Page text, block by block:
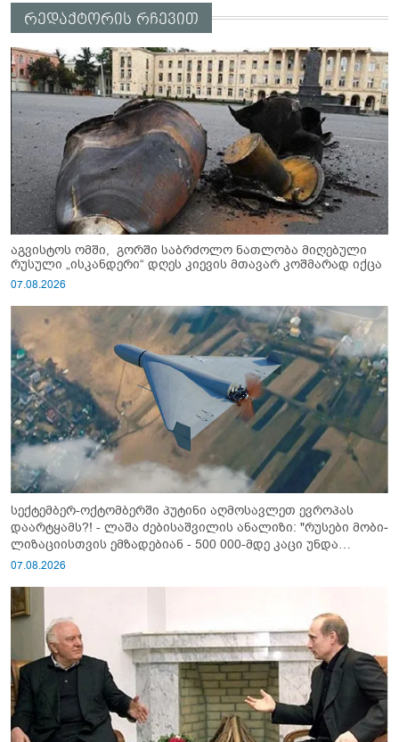
რედაქტორის რჩევით
აგვისტოს ომში, გორში საბრძოლო ნათლობა მიღებული
რუსული „ისკანდერი“ დღეს კიევის მთავარ კოშმარად იქცა
07.08.2026
სექტემბერ-ოქტომბერში პუტინი აღმოსავლეთ ევროპას
დაარტყამს?! - ლაშა ძებისაშვილის ანალიზი: "რუსები მობი­
ლიზაციისთვის ემზადებიან - 500 000-მდე კაცი უნდა
გაიწვიონ ომში"
07.08.2026